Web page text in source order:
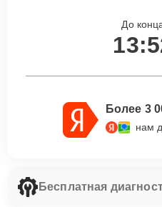
До
Более 3
нам
Бесплатная